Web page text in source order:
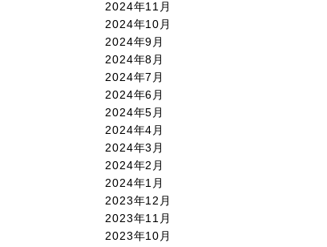
2024年11月
2024年10月
2024年9月
2024年8月
2024年7月
2024年6月
2024年5月
2024年4月
2024年3月
2024年2月
2024年1月
2023年12月
2023年11月
2023年10月